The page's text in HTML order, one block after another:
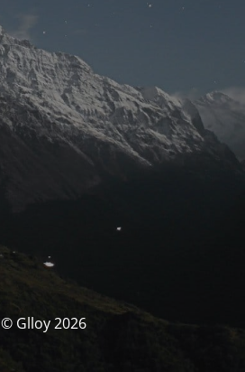
© Glloy 2026